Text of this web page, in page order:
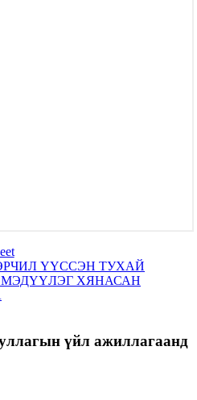
ҮҮССЭН ТУХАЙ
МЭДҮҮЛЭГ ХЯНАСАН
үйл ажиллагаанд